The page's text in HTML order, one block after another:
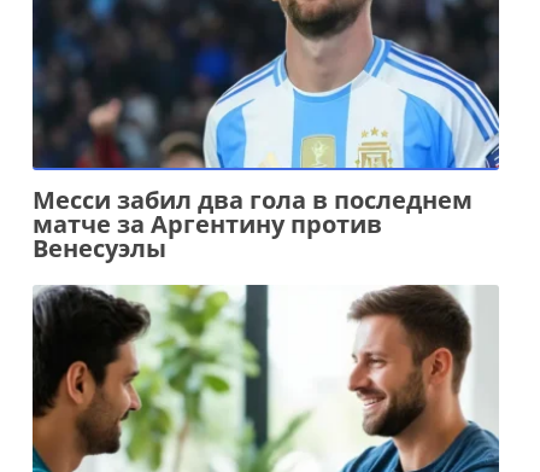
Месси забил два гола в последнем
матче за Аргентину против
Венесуэлы